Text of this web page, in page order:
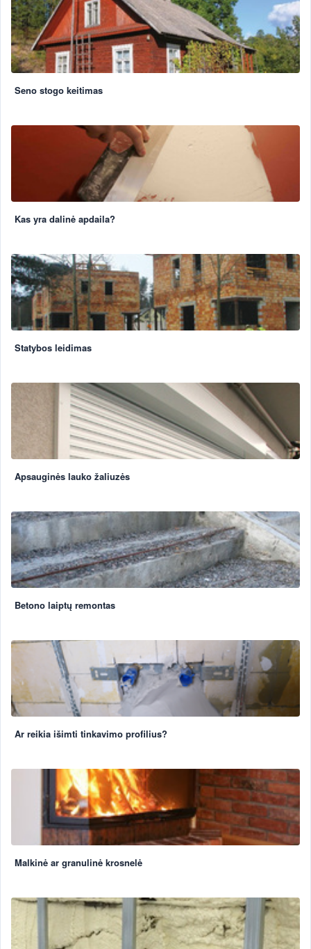
Seno stogo keitimas
Kas yra dalinė apdaila?
Statybos leidimas
Apsauginės lauko žaliuzės
Betono laiptų remontas
Ar reikia išimti tinkavimo profilius?
Malkinė ar granulinė krosnelė